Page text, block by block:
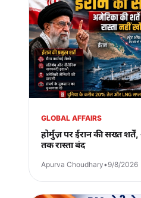
GLOBAL AFFAIRS
होर्मुज़ पर ईरान की सख्त
तक रास्ता बंद
Apurva Choudhary•9/8/2026